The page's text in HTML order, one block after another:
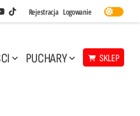
Siatkarskie Ligi
Youtube
TikTok
Rejestracja Logowanie
PUCHARY SKLEP